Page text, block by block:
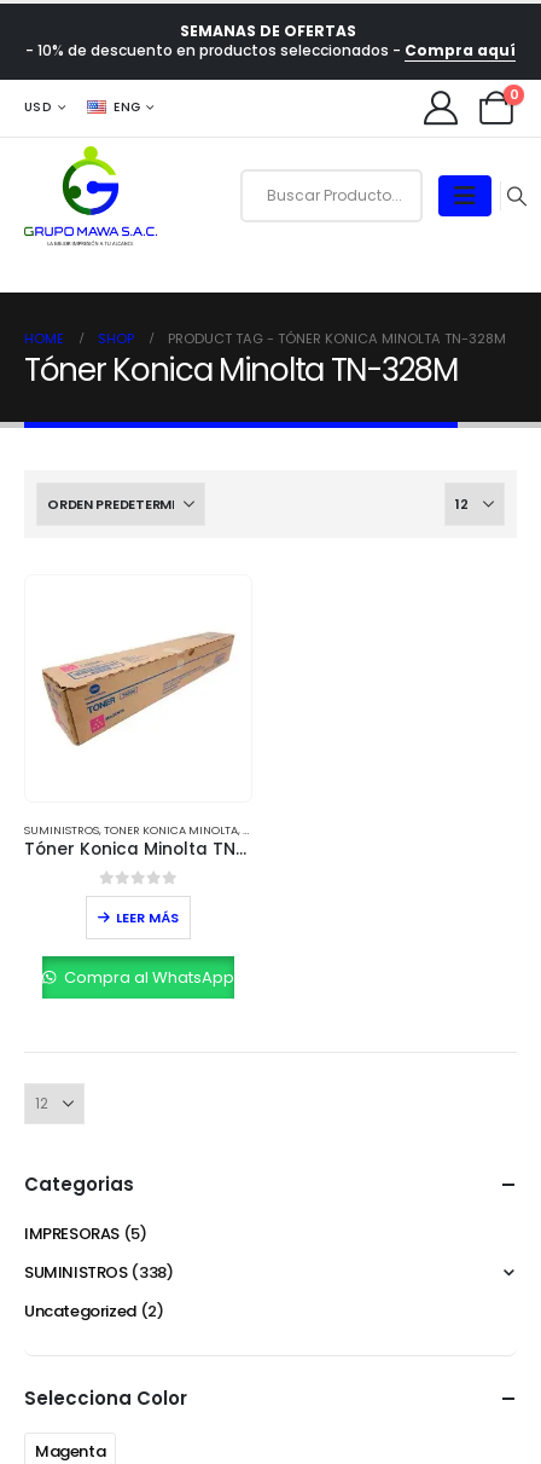
SEMANAS DE OFERTAS
- 10% de descuento en productos seleccionados - Compra aquí
USD ENG
0
HOME SHOP PRODUCT TAG - TÓNER KONICA MINOLTA TN-328M
Tóner Konica Minolta TN-328M
SUMINISTROS,TONER KONICA MINOLTA,TONERS
Tóner Konica Minolta TN-328M Original – Alto Rendimiento Magenta para Bizhub C360i
0out of 5
LEER MÁS
Compra al WhatsApp
Categorias
IMPRESORAS (5)
SUMINISTROS (338)
Uncategorized (2)
Selecciona Color
Magenta